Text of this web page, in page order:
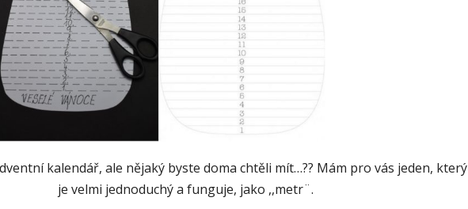
kalendář, ale nějaký byste doma chtěli mít…?? Mám pro vás jeden, který
je velmi jednoduchý a funguje, jako ,,metr¨.